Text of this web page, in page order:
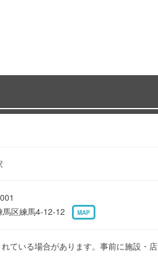
馬区練馬4-12-12
MAP
ている場合があります。事前に施設・